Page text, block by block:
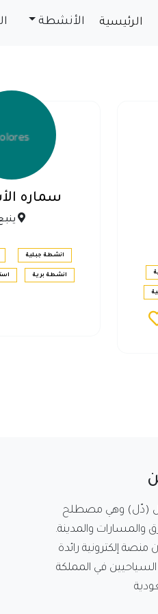
الرئيسية الأنشطة
سماره
انشطة جبلية
انشطة برية
(دّل) وهي مصطلح
والمدينة.
منصة إلكترونية رائدة
في المملكة